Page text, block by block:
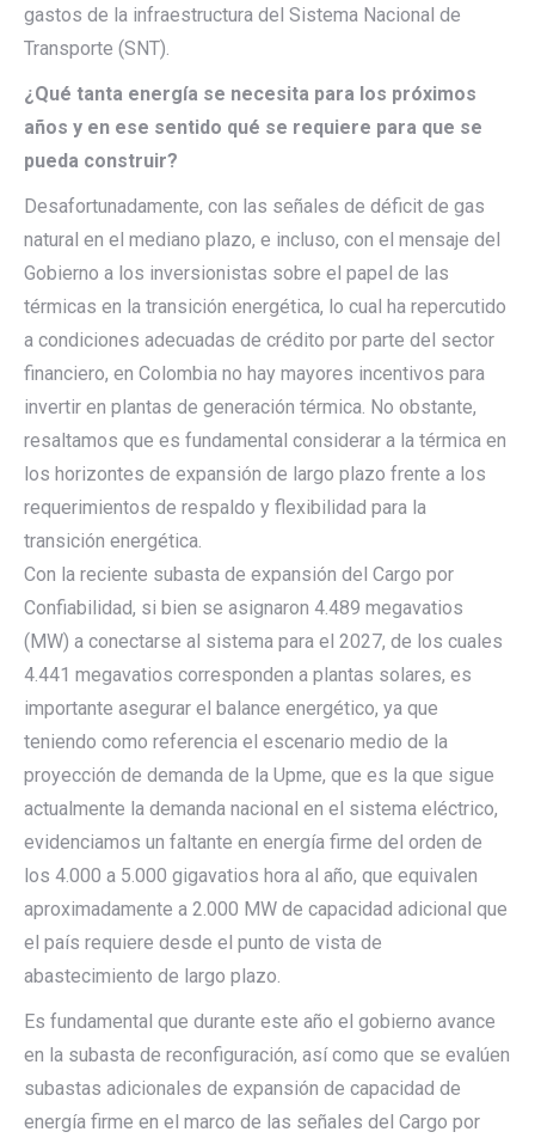
gastos de la infraestructura del Sistema Nacional de
Transporte (SNT).
¿Qué tanta energía se necesita para los próximos
años y en ese sentido qué se requiere para que se
pueda construir?
Desafortunadamente, con las señales de déficit de gas
natural en el mediano plazo, e incluso, con el mensaje del
Gobierno a los inversionistas sobre el papel de las
térmicas en la transición energética, lo cual ha repercutido
a condiciones adecuadas de crédito por parte del sector
financiero, en Colombia no hay mayores incentivos para
invertir en plantas de generación térmica. No obstante,
resaltamos que es fundamental considerar a la térmica en
los horizontes de expansión de largo plazo frente a los
requerimientos de respaldo y flexibilidad para la
transición energética.
Con la reciente subasta de expansión del Cargo por
Confiabilidad, si bien se asignaron 4.489 megavatios
(MW) a conectarse al sistema para el 2027, de los cuales
4.441 megavatios corresponden a plantas solares, es
importante asegurar el balance energético, ya que
teniendo como referencia el escenario medio de la
proyección de demanda de la Upme, que es la que sigue
actualmente la demanda nacional en el sistema eléctrico,
evidenciamos un faltante en energía firme del orden de
los 4.000 a 5.000 gigavatios hora al año, que equivalen
aproximadamente a 2.000 MW de capacidad adicional que
el país requiere desde el punto de vista de
abastecimiento de largo plazo.
Es fundamental que durante este año el gobierno avance
en la subasta de reconfiguración, así como que se evalúen
subastas adicionales de expansión de capacidad de
energía firme en el marco de las señales del Cargo por